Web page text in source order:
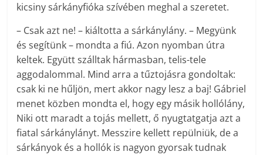
kicsiny sárkányfióka szívében meghal a szeretet.
– Csak azt ne! – kiáltotta a sárkánylány. – Megyünk
és segítünk – mondta a fiú. Azon nyomban útra
keltek. Együtt szálltak hármasban, telis-tele
aggodalommal. Mind arra a tűztojásra gondoltak:
csak ki ne hűljön, mert akkor nagy lesz a baj! Gábriel
menet közben mondta el, hogy egy másik hollólány,
Niki ott maradt a tojás mellett, ő nyugtatgatja azt a
fiatal sárkánylányt. Messzire kellett repülniük, de a
sárkányok és a hollók is nagyon gyorsak tudnak